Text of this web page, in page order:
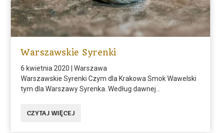
Warszawskie Syrenki
6 kwietnia 2020 |Warszawa
Warszawskie Syrenki Czym dla Krakowa Smok Wawelski
tym dla Warszawy Syrenka. Według dawnej...
CZYTAJ WIĘCEJ